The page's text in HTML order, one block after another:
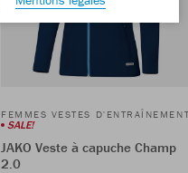
FEMMES VESTES
SALE!
JAKO Veste à capuche Champ
2.0